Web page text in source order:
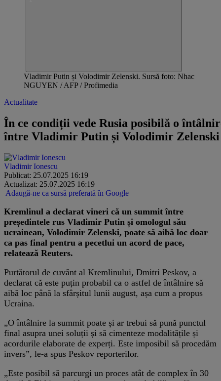
Vladimir Putin și Volodimir Zelenski. Sursă foto: Nhac
NGUYEN / AFP / Profimedia
Actualitate
În ce condiții vede Rusia posibilă o
între Vladimir Putin și Volodimir Zelenski
Vladimir Ionescu
Publicat: 25.07.2025 16:19
Actualizat: 25.07.2025 16:19
Adaugă-ne ca sursă preferată în Google
Kremlinul a declarat vineri că un summit între
președintele rus Vladimir Putin și omologul său
ucrainean, Volodimir Zelenski, poate să aibă loc doar
ca pas final pentru a pecetlui un acord de pace,
relatează Reuters.
Purtătorul de cuvânt al Kremlinului, Dmitri Peskov, a
declarat că este puțin probabil ca o astfel de întâlnire să
aibă loc până la sfârșitul lunii august, așa cum a propus
Ucraina.
„O întâlnire la summit poate și ar trebui să pună punctul
final asupra unei soluții și să cimenteze modalitățile și
acordurile elaborate de experți. Este imposibil să procedăm
invers”, le-a spus Peskov reporterilor.
„Este posibil să parcurgi un proces atât de complex în 30